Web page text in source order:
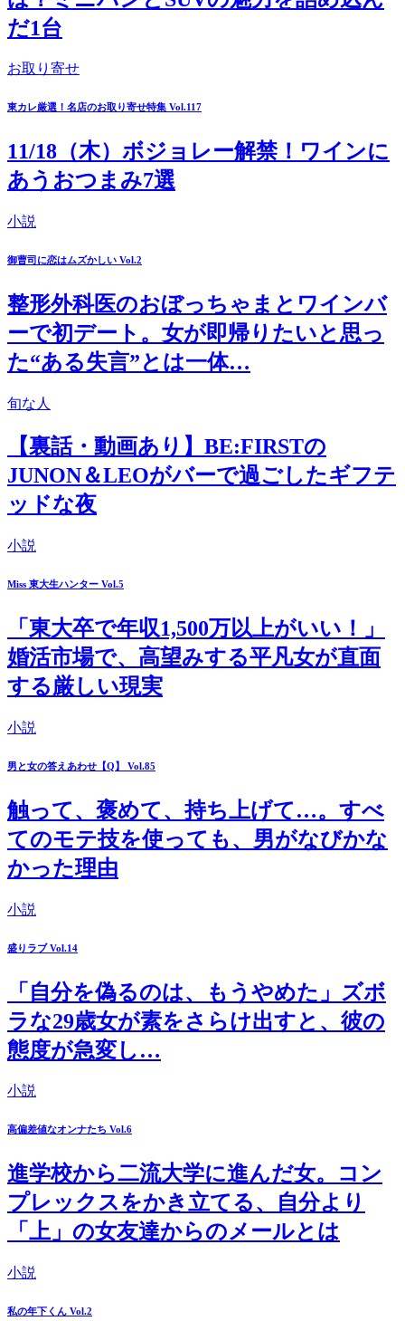
だ1台
お取り寄せ
東カレ厳選！名店のお取り寄せ特集 Vol.117
11/18（木）ボジョレー解禁！ワインに
あうおつまみ7選
小説
御曹司に恋はムズかしい Vol.2
整形外科医のおぼっちゃまとワインバ
ーで初デート。女が即帰りたいと思っ
た“ある失言”とは一体…
旬な人
【裏話・動画あり】BE:FIRSTの
JUNON＆LEOがバーで過ごしたギフテ
ッドな夜
小説
Miss 東大生ハンター Vol.5
「東大卒で年収1,500万以上がいい！」
婚活市場で、高望みする平凡女が直面
する厳しい現実
小説
男と女の答えあわせ【Q】 Vol.85
触って、褒めて、持ち上げて…。すべ
てのモテ技を使っても、男がなびかな
かった理由
小説
盛りラブ Vol.14
「自分を偽るのは、もうやめた」ズボ
ラな29歳女が素をさらけ出すと、彼の
態度が急変し…
小説
高偏差値なオンナたち Vol.6
進学校から二流大学に進んだ女。コン
プレックスをかき立てる、自分より
「上」の女友達からのメールとは
小説
私の年下くん Vol.2